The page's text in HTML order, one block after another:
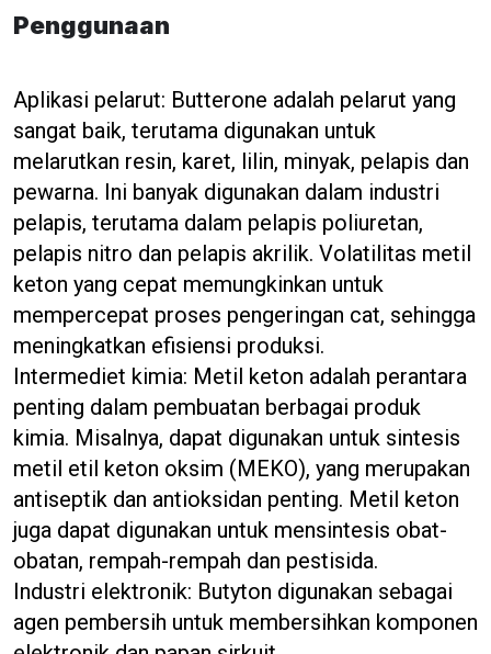
Penggunaan
Aplikasi pelarut: Butterone adalah pelarut yang
sangat baik, terutama digunakan untuk
melarutkan resin, karet, lilin, minyak, pelapis dan
pewarna. Ini banyak digunakan dalam industri
pelapis, terutama dalam pelapis poliuretan,
pelapis nitro dan pelapis akrilik. Volatilitas metil
keton yang cepat memungkinkan untuk
mempercepat proses pengeringan cat, sehingga
meningkatkan efisiensi produksi.
Intermediet kimia: Metil keton adalah perantara
penting dalam pembuatan berbagai produk
kimia. Misalnya, dapat digunakan untuk sintesis
metil etil keton oksim (MEKO), yang merupakan
antiseptik dan antioksidan penting. Metil keton
juga dapat digunakan untuk mensintesis obat-
obatan, rempah-rempah dan pestisida.
Industri elektronik: Butyton digunakan sebagai
agen pembersih untuk membersihkan komponen